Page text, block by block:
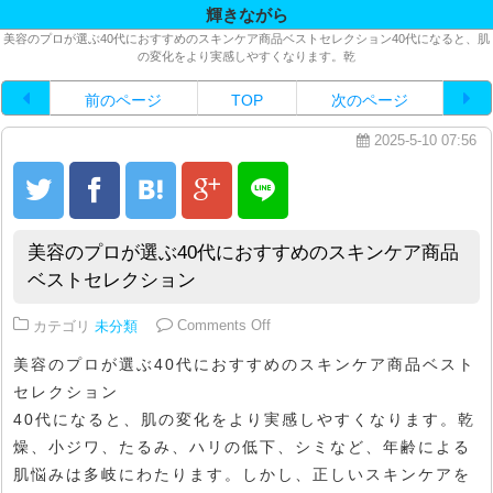
輝きながら
美容のプロが選ぶ40代におすすめのスキンケア商品ベストセレクション40代になると、肌
の変化をより実感しやすくなります。乾
前のページ TOP 次のページ
2025-5-10 07:56
美容のプロが選ぶ40代におすすめのスキンケア商品
ベストセレクション
カテゴリ 未分類 Comments Offon 美容のプロが選ぶ40代におす
美容のプロが選ぶ40代におすすめのスキンケア商品ベスト
セレクション
40代になると、肌の変化をより実感しやすくなります。乾
燥、小ジワ、たるみ、ハリの低下、シミなど、年齢による
肌悩みは多岐にわたります。しかし、正しいスキンケアを